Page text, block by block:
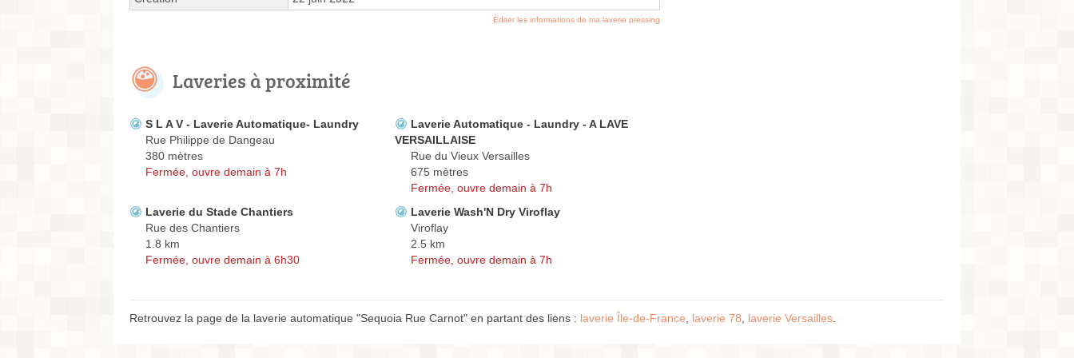
Éditer les informations de ma laverie pressing
Laveries à proximité
S L A V - Laverie Automatique- Laundry
Rue Philippe de Dangeau
380 mètres
Fermée, ouvre demain à 7h
Laverie Automatique - Laundry - A LAVE
VERSAILLAISE
Rue du Vieux Versailles
675 mètres
Fermée, ouvre demain à 7h
Laverie du Stade Chantiers
Rue des Chantiers
1.8 km
Fermée, ouvre demain à 6h30
Laverie Wash'N Dry Viroflay
Viroflay
2.5 km
Fermée, ouvre demain à 7h
Retrouvez la page de la laverie automatique "Sequoia Rue Carnot" en partant des liens : laverie Île-de-France laverie 78 laverie Versailles